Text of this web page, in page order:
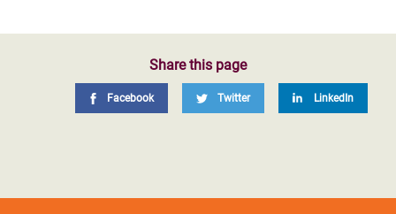
Share this page
Facebook Twitter LinkedIn